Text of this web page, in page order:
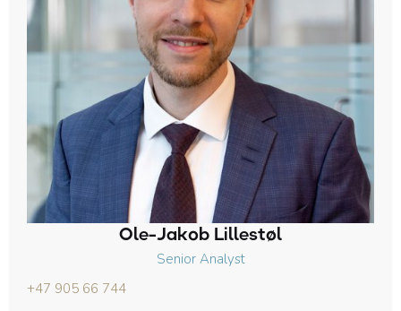
Ole-Jakob Lillestøl
Senior Analyst
+47 905 66 744